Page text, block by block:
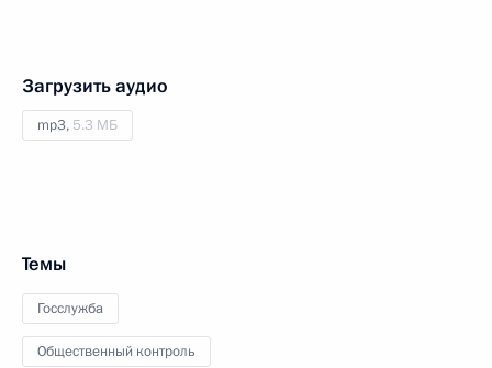
Загрузить аудио
mp3, 5.3 МБ
Темы
Госслужба
Общественный контроль